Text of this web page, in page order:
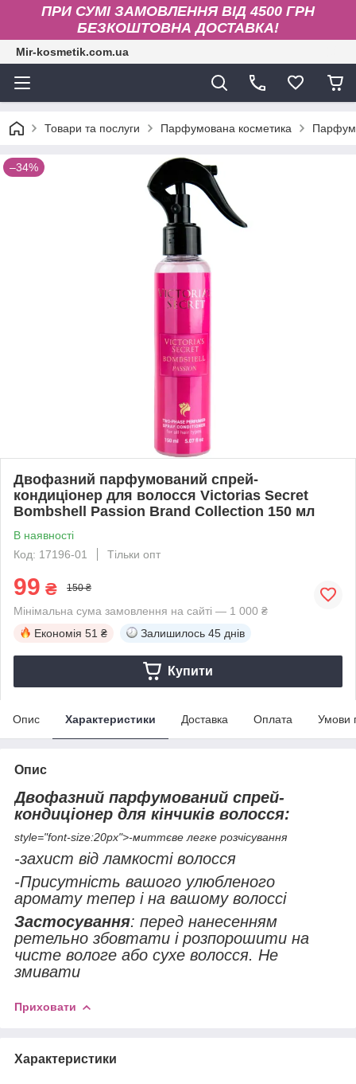
ПРИ СУМІ ЗАМОВЛЕННЯ ВІД 4500 ГРН
БЕЗКОШТОВНА ДОСТАВКА!
Mir-kosmetik.com.ua
Товари та послуги Парфумована косметика
–34%
Двофазний парфумований спрей-
кондиціонер для волосся Victorias Secret
Bombshell Passion Brand Collection 150 мл
В наявності
Код: 17196-01
Тільки опт
99 ₴ 150 ₴
Мінімальна сума замовлення на сайті — 1 000 ₴
Економія 51 ₴ Залишилось 45 днів
Купити
Опис Характеристики Доставка Оплата Умови
Опис
Двофазний парфумований спрей-
кондиціонер для кінчиків волосся:
style="font-size:20px">-миттєве легке розчісування
-захист від ламкості волосся
-Присутність вашого улюбленого
аромату тепер і на вашому волоссі
Застосування: перед нанесенням
ретельно збовтати і розпорошити на
чисте вологе або сухе волосся. Не
змивати
Приховати
Характеристики